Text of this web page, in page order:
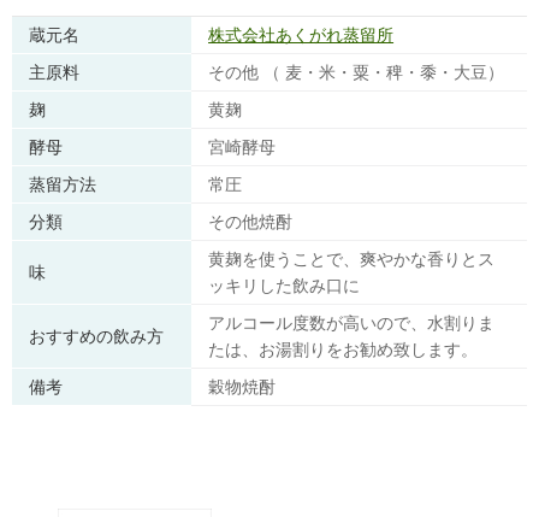
蔵元名
株式会社あくがれ蒸留所
主原料
その他 （ 麦・米・粟・稗・黍・大豆）
麹
黄麹
酵母
宮崎酵母
蒸留方法
常圧
分類
その他焼酎
味
黄麹を使うことで、爽やかな香りとス
ッキリした飲み口に
おすすめの飲み方
アルコール度数が高いので、水割りま
たは、お湯割りをお勧め致します。
備考
穀物焼酎